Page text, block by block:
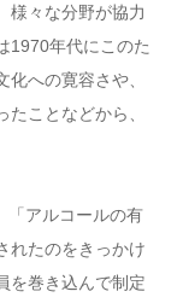
様々な分野が協力
1970年代にこのた
への寛容さや、
ことなどから、
「アルコールの有
れたのをきっかけ
を巻き込んで制定